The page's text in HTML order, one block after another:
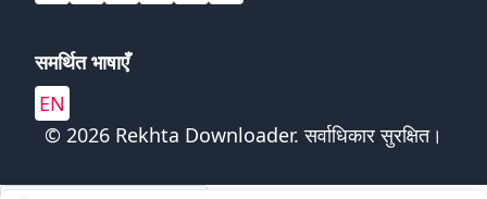
समर्थित भाषाएँ
EN
© 2026 Rekhta Downloader. सर्वाधिकार सुरक्षित।